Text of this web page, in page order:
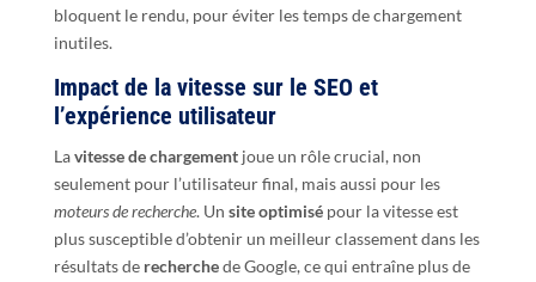
bloquent le rendu, pour éviter les temps de chargement
inutiles.
Impact de la vitesse sur le SEO et
l’expérience utilisateur
Lavitesse de chargementjoue un rôle crucial, non
seulement pour l’utilisateur final, mais aussi pour les
moteurs de recherche. Un site optimisépour la vitesse est
plus susceptible d’obtenir un meilleur classement dans les
résultats de recherchede Google, ce qui entraîne plus de